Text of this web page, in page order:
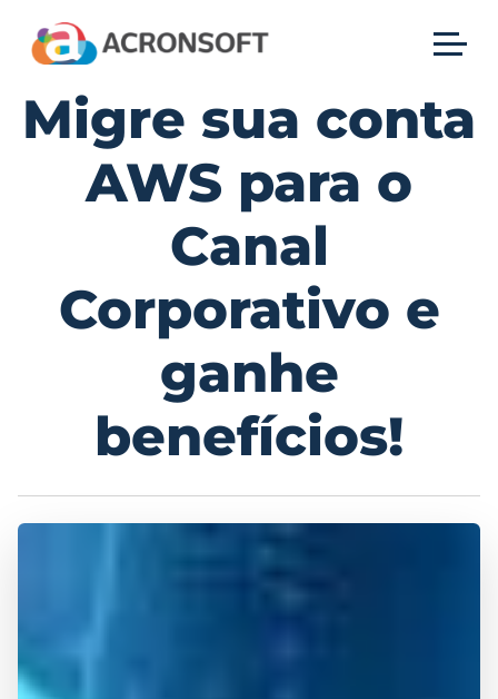
Migre sua conta
AWS para o
Canal
Corporativo e
ganhe
benefícios!